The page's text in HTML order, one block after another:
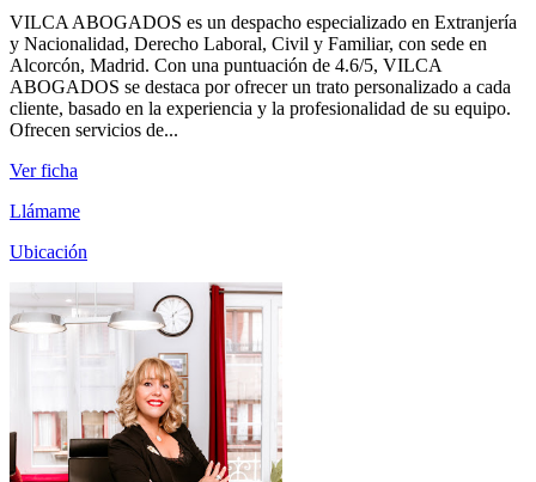
VILCA ABOGADOS es un despacho especializado en Extranjería
y Nacionalidad, Derecho Laboral, Civil y Familiar, con sede en
Alcorcón, Madrid. Con una puntuación de 4.6/5, VILCA
ABOGADOS se destaca por ofrecer un trato personalizado a cada
cliente, basado en la experiencia y la profesionalidad de su equipo.
Ofrecen servicios de...
Ver ficha
Llámame
Ubicación